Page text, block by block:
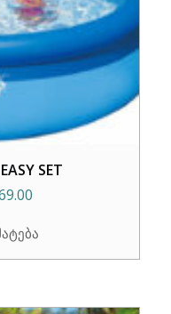
SET
Current
is: